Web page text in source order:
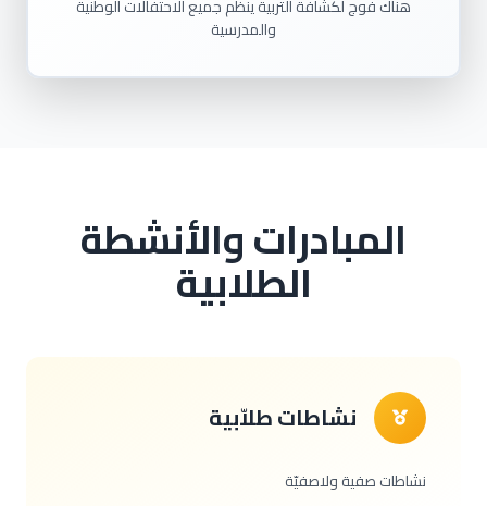
هناك فوج لكشافة التربية ينظم جميع الاحتفالات الوطنية
والمدرسية
المبادرات والأنشطة
الطلابية
نشاطات طلاّبية
نشاطات صفية ولاصفيّة